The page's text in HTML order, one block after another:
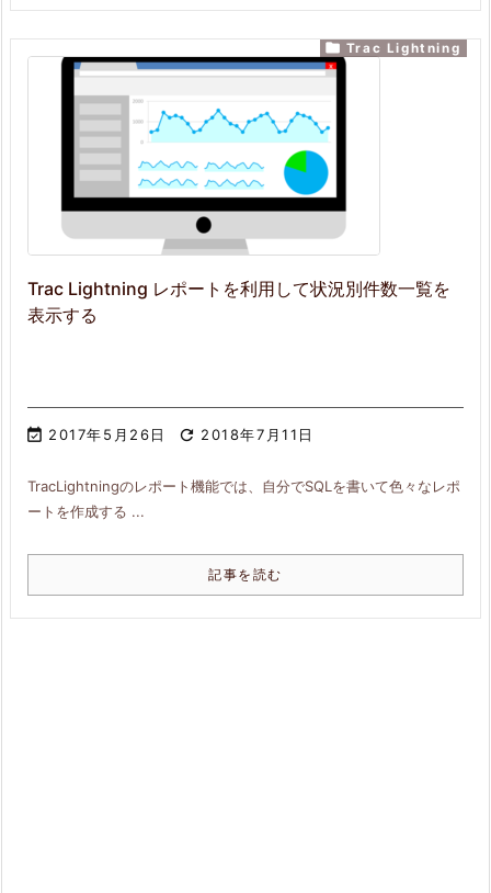
Trac Lightning レポートを利用して状況別件数一覧を
表示する
 2017年5月26日  2018年7月11日
 Trac Lightning
TracLightningのレポート機能では、自分でSQLを書いて色々なレポ
ートを作成する ...
記事を読む